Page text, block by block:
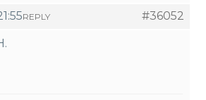
#36052
REPLY